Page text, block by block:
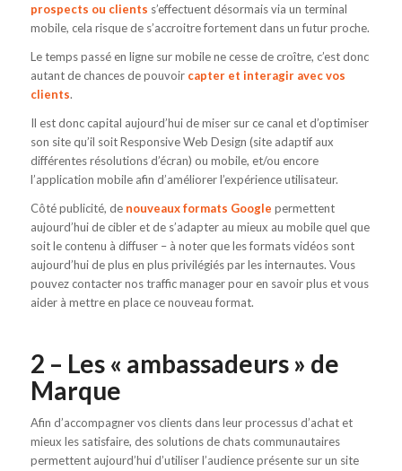
prospects ou clients s’effectuent désormais via un terminal
mobile, cela risque de s’accroitre fortement dans un futur proche.
Le temps passé en ligne sur mobile ne cesse de croître, c’est donc
autant de chances de pouvoir capter et interagir avec vos
clients.
Il est donc capital aujourd’hui de miser sur ce canal et d’optimiser
son site qu’il soit Responsive Web Design (site adaptif aux
différentes résolutions d’écran) ou mobile, et/ou encore
l’application mobile afin d’améliorer l’expérience utilisateur.
Côté publicité, de nouveaux formats Google permettent
aujourd’hui de cibler et de s’adapter au mieux au mobile quel que
soit le contenu à diffuser – à noter que les formats vidéos sont
aujourd’hui de plus en plus privilégiés par les internautes. Vous
pouvez contacter nos traffic manager pour en savoir plus et vous
aider à mettre en place ce nouveau format.
2 – Les « ambassadeurs » de
Marque
Afin d’accompagner vos clients dans leur processus d’achat et
mieux les satisfaire, des solutions de chats communautaires
permettent aujourd’hui d’utiliser l’audience présente sur un site